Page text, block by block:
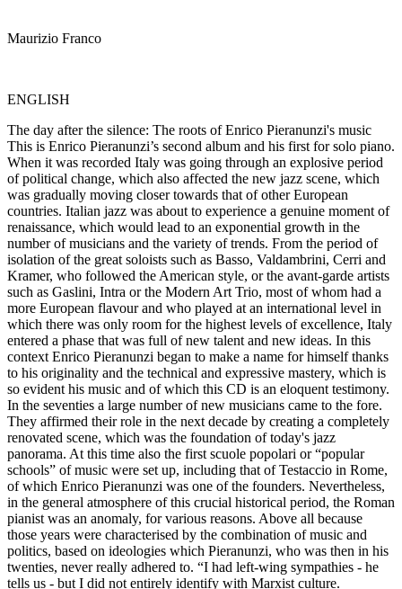
Maurizio Franco
ENGLISH
The day after the silence: The roots of Enrico Pieranunzi's music
This is Enrico Pieranunzi’s second album and his first for solo piano.
When it was recorded Italy was going through an explosive period
of political change, which also affected the new jazz scene, which
was gradually moving closer towards that of other European
countries. Italian jazz was about to experience a genuine moment of
renaissance, which would lead to an exponential growth in the
number of musicians and the variety of trends. From the period of
isolation of the great soloists such as Basso, Valdambrini, Cerri and
Kramer, who followed the American style, or the avant-garde artists
such as Gaslini, Intra or the Modern Art Trio, most of whom had a
more European flavour and who played at an international level in
which there was only room for the highest levels of excellence, Italy
entered a phase that was full of new talent and new ideas. In this
context Enrico Pieranunzi began to make a name for himself thanks
to his originality and the technical and expressive mastery, which is
so evident his music and of which this CD is an eloquent testimony.
In the seventies a large number of new musicians came to the fore.
They affirmed their role in the next decade by creating a completely
renovated scene, which was the foundation of today's jazz
panorama. At this time also the first scuole popolari or “popular
schools” of music were set up, including that of Testaccio in Rome,
of which Enrico Pieranunzi was one of the founders. Nevertheless,
in the general atmosphere of this crucial historical period, the Roman
pianist was an anomaly, for various reasons. Above all because
those years were characterised by the combination of music and
politics, based on ideologies which Pieranunzi, who was then in his
twenties, never really adhered to. “I had left-wing sympathies - he
tells us - but I did not entirely identify with Marxist culture.